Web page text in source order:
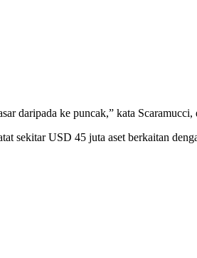
daripada ke puncak,” kata
sekitar USD 45 juta aset berkaitan